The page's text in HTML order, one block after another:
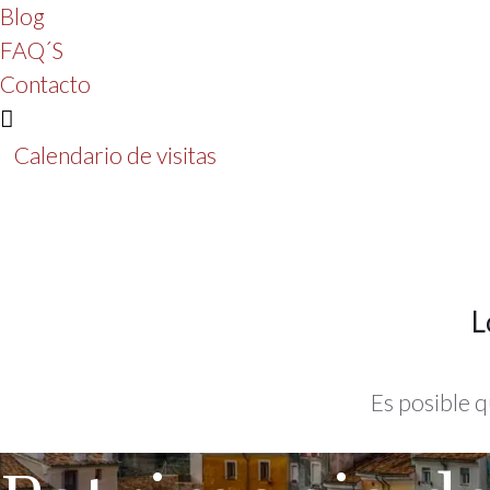
Blog
FAQ´S
Contacto
Calendario de visitas
Es posible